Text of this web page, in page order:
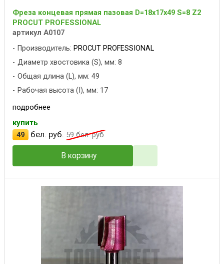
Фреза концевая прямая пазовая D=18x17x49 S=8 Z2
PROCUT PROFESSIONAL
артикул A0107
Производитель: PROCUT PROFESSIONAL
Диаметр хвостовика (S), мм: 8
Общая длина (L), мм: 49
Рабочая высота (I), мм: 17
подробнее
купить
49
бел. руб. 59бел. руб.
В корзину